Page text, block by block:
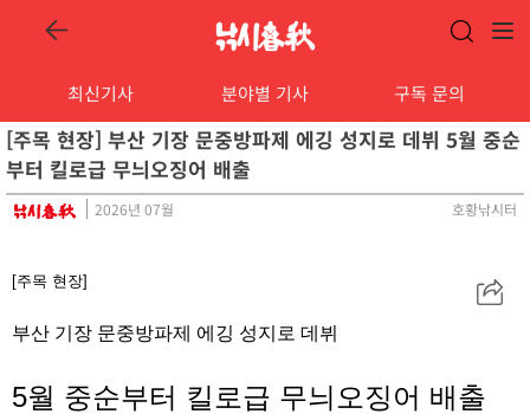
최신기사 분야별 기사 구독 문의
[주목 현장] 부산 기장 문중방파제 에깅 성지로 데뷔 5월 중순
부터 킬로급 무늬오징어 배출
2026년 07월 호황낚시터
공
유
[주목 현장]
부산 기장 문중방파제 에깅 성지로 데뷔
5월 중순부터 킬로급 무늬오징어 배출